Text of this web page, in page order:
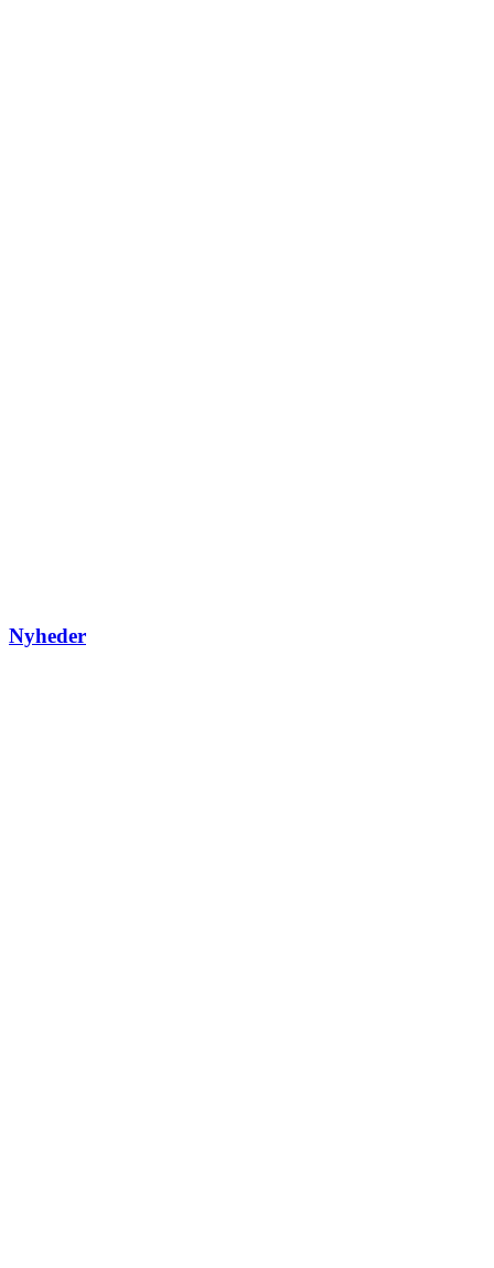
Nyheder